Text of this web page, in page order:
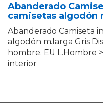
Abanderado
camisetas algodón
Abanderado Camiseta
algodón m.larga Gris
hombre. EU L.Hombre
interior